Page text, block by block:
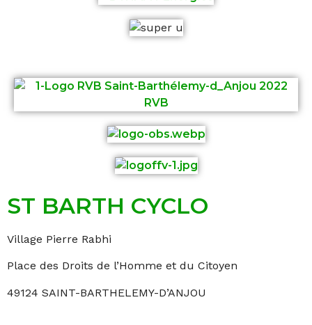
ST BARTH CYCLO
Village Pierre Rabhi
Place des Droits de l’Homme et du Citoyen
49124 SAINT-BARTHELEMY-D’ANJOU